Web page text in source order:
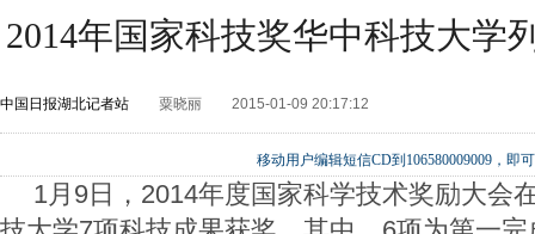
2014年国家科技奖华中科技大学
中国日报湖北记者站 粟晓丽 2015-01-09 20:17:12
移动用户编辑短信CD到106580009009，即
1月9日，2014年度国家科学技术奖励大会